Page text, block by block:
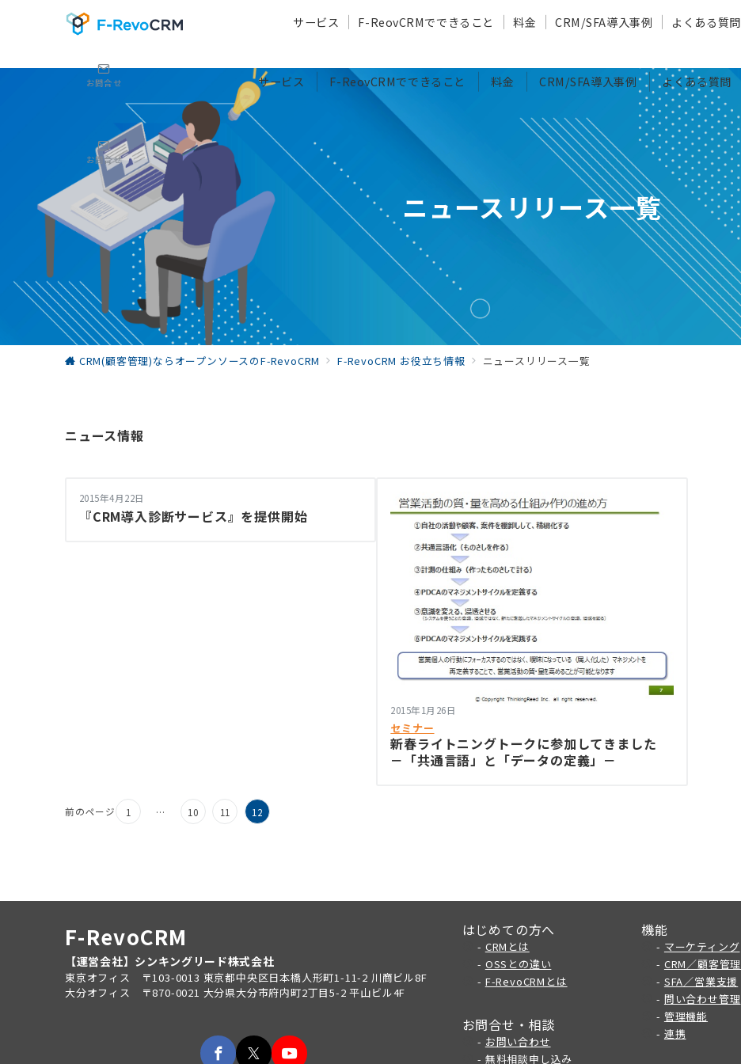
サービス F-ReovCRMでできること 料金 CRM/SFA導入事例 よくある質問
お問合せ
サービス F-ReovCRMでできること 料金 CRM/SFA導入事例 よくある質問
お問合せ
ニュースリリース一覧
CRM(顧客管理)ならオープンソースのF-RevoCRM F-RevoCRM お役立ち情報 ニュースリリース一覧
ニュース情報
2015年4月22日
『CRM導入診断サービス』を提供開始
2015年1月26日
セミナー
新春ライトニングトークに参加してきました
－「共通言語」と「データの定義」－
前のページ 1 … 10 11 12
F-RevoCRM
【運営会社】シンキングリード株式会社
東京オフィス 〒103-0013 東京都中央区日本橋人形町1-11-2 川商ビル8F
大分オフィス 〒870-0021 大分県大分市府内町2丁目5-2 平山ビル4F
はじめての方へ
- CRMとは
- OSSとの違い
- F-RevoCRMとは
お問合せ・相談
- お問い合わせ
- 無料相談申し込み
機能
- マーケティング
- CRM／顧客管理
- SFA／営業支援
- 問い合わせ管理
- 管理機能
- 連携